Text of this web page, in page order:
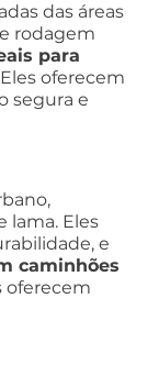
das áreas
rodagem
para
Eles oferecem
segura e
lama. Eles
e
caminhões
oferecem